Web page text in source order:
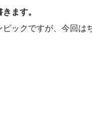
ます。
ックですが、今回は